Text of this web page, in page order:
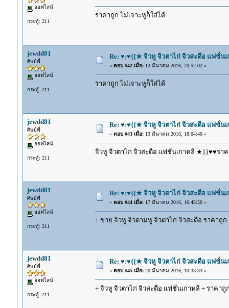
ออฟไลน์
กระทู้: 211
ราคาถูก ไม่เจาะหูก็ใส่ได้
jewdd81
ศิษย์พี่
ออฟไลน์
กระทู้: 211
Re: ♥:♥{{★ จิวหู จิวตาไก่ จิวสะดือ แฟชั่น
« ตอบ #42 เมื่อ:12 มีนาคม 2016, 20:52:02 »
ราคาถูก ไม่เจาะหูก็ใส่ได้
jewdd81
ศิษย์พี่
ออฟไลน์
กระทู้: 211
Re: ♥:♥{{★ จิวหู จิวตาไก่ จิวสะดือ แฟชั่น
« ตอบ #43 เมื่อ:13 มีนาคม 2016, 18:04:40 »
จิวหู จิวตาไก่ จิวสะดือ แฟชั่นเกาหลี ★}}♥♥ราค
jewdd81
ศิษย์พี่
ออฟไลน์
กระทู้: 211
Re: ♥:♥{{★ จิวหู จิวตาไก่ จิวสะดือ แฟชั่น
« ตอบ #44 เมื่อ:17 มีนาคม 2016, 16:45:50 »
+ ขาย จิวหู จิวดามหู จิวตาไก่ จิวสะดือ ราคาถู
jewdd81
ศิษย์พี่
ออฟไลน์
กระทู้: 211
Re: ♥:♥{{★ จิวหู จิวตาไก่ จิวสะดือ แฟชั่น
« ตอบ #45 เมื่อ:20 มีนาคม 2016, 10:33:33 »
+ จิวหู จิวตาไก่ จิวสะดือ แฟชั่นเกาหลี + ราคาถู